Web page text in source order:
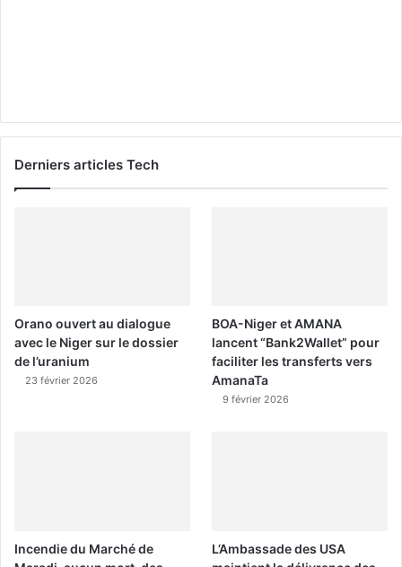
Derniers articles Tech
Orano ouvert au dialogue
avec le Niger sur le dossier
de l’uranium
23 février 2026
BOA-Niger et AMANA
lancent “Bank2Wallet” pour
faciliter les transferts vers
AmanaTa
9 février 2026
Incendie du Marché de
L’Ambassade des USA